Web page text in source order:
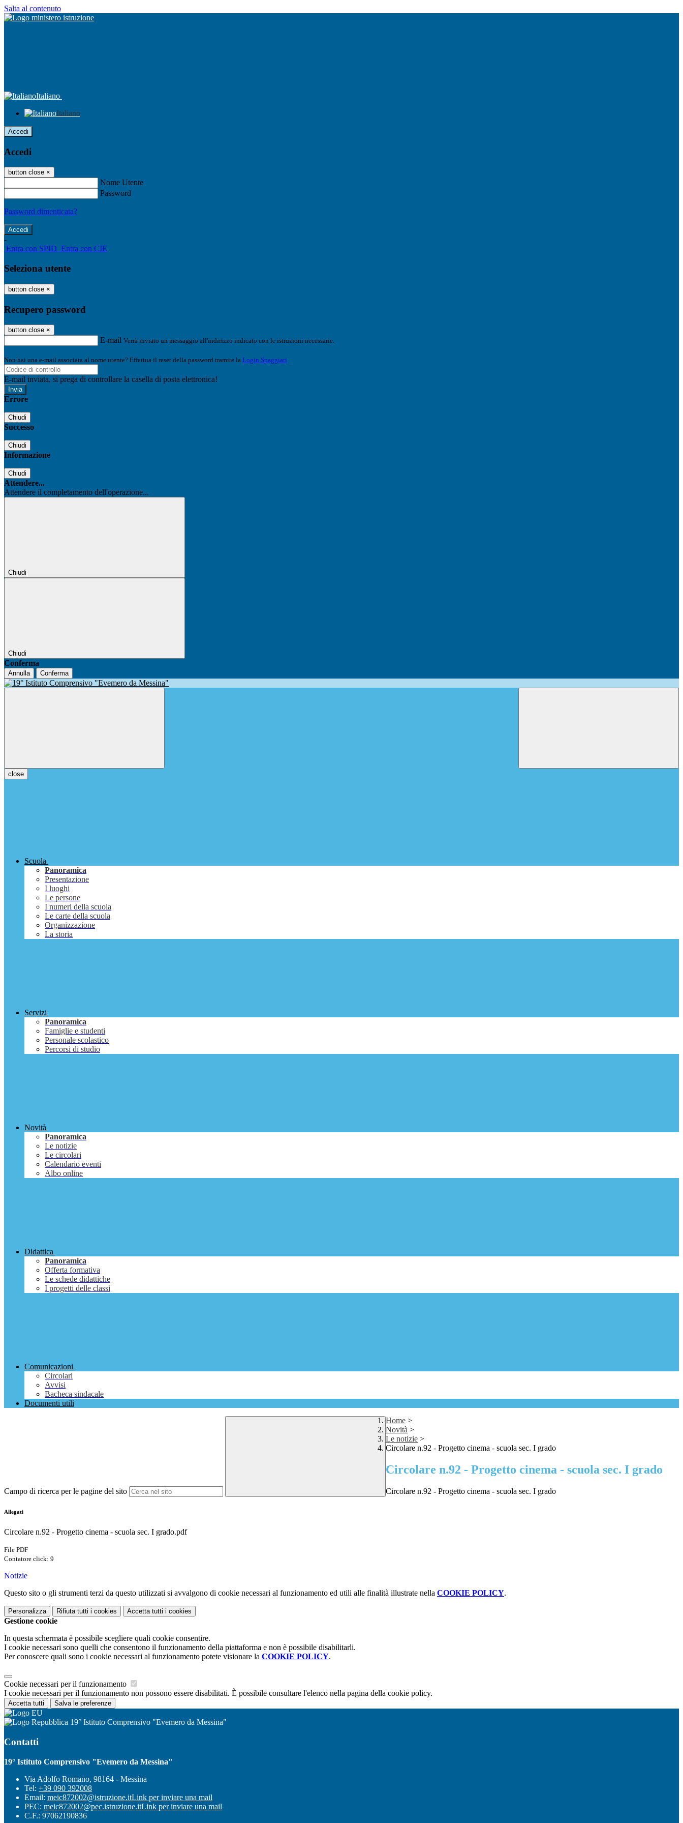
Salta al contenuto
Italiano
Italiano
Accedi
Accedi
button close ×
Nome Utente
Password
Password dimenticata?
-
Entra con SPID Entra con CIE
Seleziona utente
button close ×
Recupero password
button close ×
E-mail Verrà inviato un messaggio all'indirizzo indicato con le istruzioni necessarie.
Non hai una e-mail associata al nome utente? Effettua il reset della password tramite la Login Spaggiari
E-mail inviata, si prega di controllare la casella di posta elettronica!
Errore
Chiudi
Successo
Chiudi
Informazione
Chiudi
Attendere...
Attendere il completamento dell'operazione...
Chiudi
Chiudi
Conferma
Annulla Conferma
close
Scuola
Panoramica
Presentazione
I luoghi
Le persone
I numeri della scuola
Le carte della scuola
Organizzazione
La storia
Servizi
Panoramica
Famiglie e studenti
Personale scolastico
Percorsi di studio
Novità
Panoramica
Le notizie
Le circolari
Calendario eventi
Albo online
Didattica
Panoramica
Offerta formativa
Le schede didattiche
I progetti delle classi
Comunicazioni
Circolari
Avvisi
Bacheca sindacale
Documenti utili
Campo di ricerca per le pagine del sito
Home >
Novità >
Le notizie >
Circolare n.92 - Progetto cinema - scuola sec. I grado
Circolare n.92 - Progetto cinema - scuola sec. I grado
Circolare n.92 - Progetto cinema - scuola sec. I grado
Allegati
Circolare n.92 - Progetto cinema - scuola sec. I grado.pdf
File PDF
Contatore click: 9
Notizie
Questo sito o gli strumenti terzi da questo utilizzati si avvalgono di cookie necessari al funzionamento ed utili alle finalità illustrate nella COOKIE POLICY.
Personalizza Rifiuta tutti i cookies Accetta tutti i cookies
Gestione cookie
In questa schermata è possibile scegliere quali cookie consentire.
I cookie necessari sono quelli che consentono il funzionamento della piattaforma e non è possibile disabilitarli.
Per conoscere quali sono i cookie necessari al funzionamento potete visionare la COOKIE POLICY.
Cookie necessari per il funzionamento
I cookie necessari per il funzionamento non possono essere disabilitati. È possibile consultare l'elenco nella pagina della cookie policy.
Accetta tutti Salva le preferenze
19° Istituto Comprensivo "Evemero da Messina"
Contatti
19° Istituto Comprensivo "Evemero da Messina"
Via Adolfo Romano, 98164 - Messina
Tel: +39 090 392008
Email: meic872002@istruzione.itLink per inviare una mail
PEC: meic872002@pec.istruzione.itLink per inviare una mail
C.F.: 97062190836